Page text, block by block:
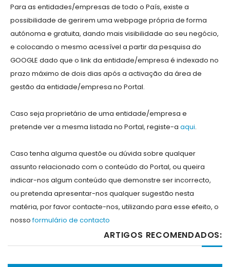
Para as entidades/empresas de todo o País, existe a
possibilidade de gerirem uma webpage própria de forma
autónoma e gratuita, dando mais visibilidade ao seu negócio,
e colocando o mesmo acessível a partir da pesquisa do
GOOGLE dado que o link da entidade/empresa é indexado no
prazo máximo de dois dias após a activação da área de
gestão da entidade/empresa no Portal.
Caso seja proprietário de uma entidade/empresa e
pretende ver a mesma listada no Portal, registe-a aqui.
Caso tenha alguma questõe ou dúvida sobre qualquer
assunto relacionado com o conteúdo do Portal, ou queira
indicar-nos algum conteúdo que demonstre ser incorrecto,
ou pretenda apresentar-nos qualquer sugestão nesta
matéria, por favor contacte-nos, utilizando para esse efeito, o
nossoformulário de contacto
ARTIGOS RECOMENDADOS: